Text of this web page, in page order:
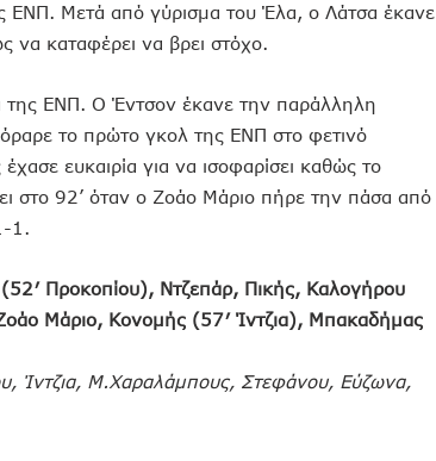
ΕΝΠ. Μετά από γύρισμα του Έλα, ο Λάτσα έκανε
να καταφέρει να βρει στόχο.
της ΕΝΠ. Ο Έντσον έκανε την παράλληλη
το πρώτο γκολ της ΕΝΠ στο φετινό
ευκαιρία για να ισοφαρίσει καθώς το
στο 92’ όταν ο Ζοάο Μάριο πήρε την πάσα από
1.
Προκοπίου), Ντζεπάρ, Πικής, Καλογήρου
Μάριο, Κονομής (57′ Ίντζια), Μπακαδήμας
Ίντζια, Μ.Χαραλάμπους, Στεφάνου, Εύζωνα,